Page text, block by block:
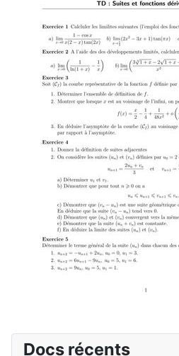
Docs récents